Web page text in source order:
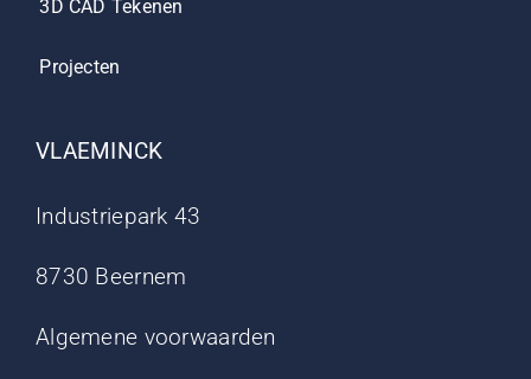
3D CAD Tekenen
Projecten
VLAEMINCK
Industriepark 43
8730 Beernem
Algemene voorwaarden